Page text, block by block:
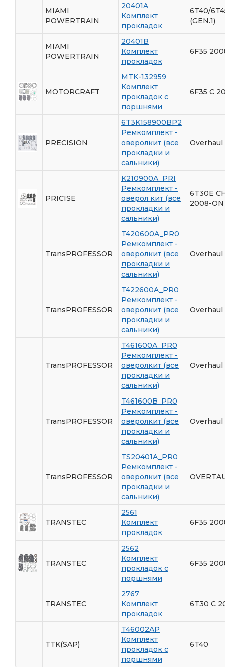
MIAMI
POWERTRAIN
20401A
Комплект
прокладок
6T40/
(GEN.1)
MIAMI
POWERTRAIN
20401B
Комплект
прокладок
6F35
MOTORCRAFT
MTK-132959
Комплект
прокладок с
поршнями
6F35 С
PRECISION
6T3K158900BP2
Ремкомплект -
оверолкит (все
прокладки и
сальники)
Overhaul
PRICISE
K210900A_PRI
Ремкомплект -
оверол кит (все
прокладки и
сальники)
6T30E
2008-ON
TransPROFESSOR
T420600A_PR0
Ремкомплект -
оверолкит (все
прокладки и
сальники)
TransPROFESSOR
T422600A_PR0
Ремкомплект -
оверолкит (все
прокладки и
сальники)
Overhaul
TransPROFESSOR
T461600A_PR0
Ремкомплект -
оверолкит (все
прокладки и
сальники)
Overhaul
TransPROFESSOR
T461600B_PR0
Ремкомплект -
оверолкит (все
прокладки и
сальники)
Overhaul
TransPROFESSOR
TS20401A_PR0
Ремкомплект -
оверолкит (все
прокладки и
сальники)
TRANSTEC
2561
Комплект
прокладок
6F35
TRANSTEC
2562
Комплект
прокладок с
поршнями
6F35
TRANSTEC
2767
Комплект
прокладок
6T30 С
TTK(SAP)
T46002AP
Комплект
прокладок с
поршнями
6T40